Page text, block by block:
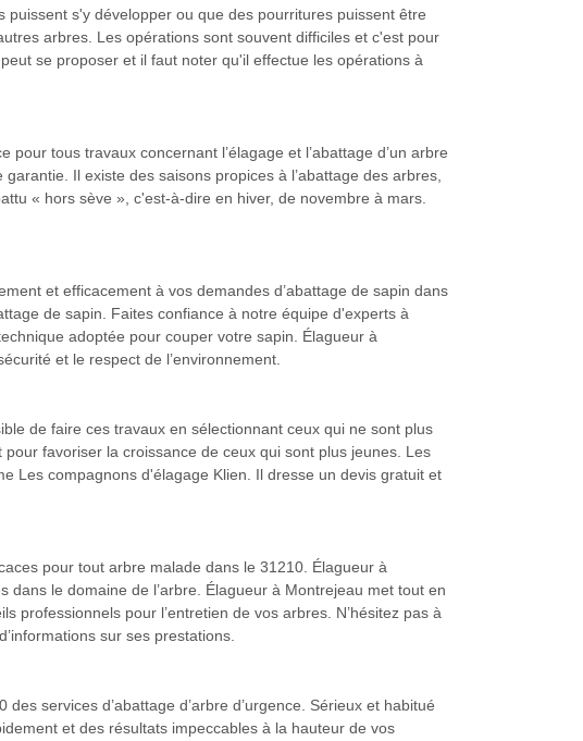
s'y développer ou que des pourritures puissent être
arbres. Les opérations sont souvent difficiles et c'est pour
se proposer et il faut noter qu'il effectue les opérations à
tous travaux concernant l’élagage et l’abattage d’un arbre
Il existe des saisons propices à l’abattage des arbres,
« hors sève », c'est-à-dire en hiver, de novembre à mars.
et efficacement à vos demandes d’abattage de sapin dans
de sapin. Faites confiance à notre équipe d'experts à
adoptée pour couper votre sapin. Élagueur à
et le respect de l’environnement.
de faire ces travaux en sélectionnant ceux qui ne sont plus
favoriser la croissance de ceux qui sont plus jeunes. Les
Les compagnons d'élagage Klien. Il dresse un devis gratuit et
pour tout arbre malade dans le 31210. Élagueur à
le domaine de l’arbre. Élagueur à Montrejeau met tout en
pour l’entretien de vos arbres. N’hésitez pas à
sur ses prestations.
services d’abattage d’arbre d’urgence. Sérieux et habitué
et des résultats impeccables à la hauteur de vos